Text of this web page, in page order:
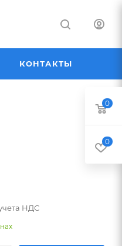
КОНТАКТЫ
НДС
0
0